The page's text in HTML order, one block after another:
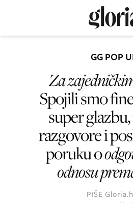
GG POP
Za
Spojili smo
super
razgovore i
poruku o
odnosu
PIŠE